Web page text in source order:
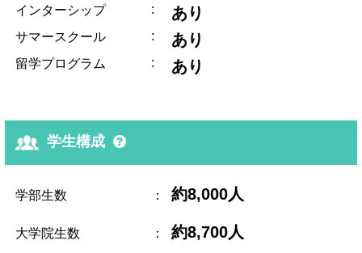
インターシップ : あり
サマースクール : あり
留学プログラム : あり
学生構成
学部生数 ： 約8,000人
大学院生数 ： 約8,700人